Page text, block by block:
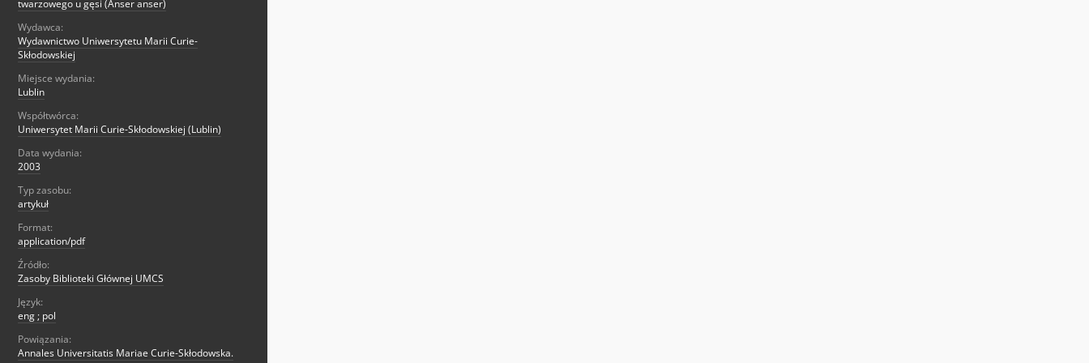
twarzowego u gęsi (Anser anser)
Wydawca:
Wydawnictwo Uniwersytetu Marii Curie-
Skłodowskiej
Miejsce wydania:
Lublin
Współtwórca:
Uniwersytet Marii Curie-Skłodowskiej (Lublin)
Data wydania:
2003
Typ zasobu:
artykuł
Format:
application/pdf
Źródło:
Zasoby Biblioteki Głównej UMCS
Język:
eng ; pol
Powiązania:
Annales Universitatis Mariae Curie-Skłodowska.